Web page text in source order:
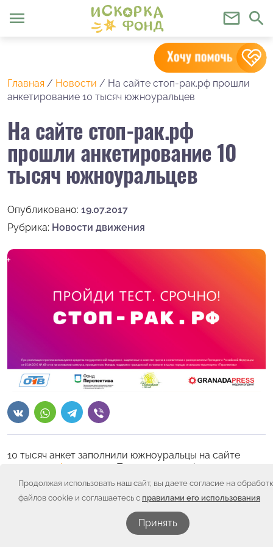
Продолжая использовать наш сайт, вы даете согласие на
файлов cookie и соглашаетесь с правилами его использования
Принять
menu mail_outline search
Главная / Новости / На сайте стоп-рак.рф прошли
анкетирование 10 тысяч южноуральцев
На сайте стоп-рак.рф
прошли анкетирование 10
тысяч южноуральцев
Опубликовано: 19.07.2017
Рубрика: Новости движения
10 тысяч анкет заполнили южноуральцы на сайте
стоп-рак.рф
в рамках «Программы профилактики
онкозаболеваний «Мой выбор — жизнь!».
Самыми активными респондентами оказались
женщины – 78% анкетируемых, и только 22% мужчин
среди заполнивших тест-анкету на сайте. Наиболее
заинтересованы своим здоровьем люди в возрасте